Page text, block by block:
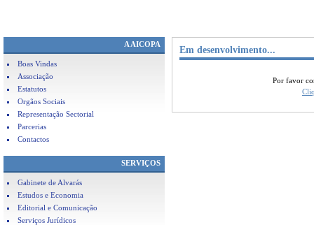
A AICOPA
Boas Vindas
Associação
Estatutos
Orgãos Sociais
Representação Sectorial
Parcerias
Contactos
SERVIÇOS
Gabinete de Alvarás
Estudos e Economia
Editorial e Comunicação
Serviços Jurídicos
Em desenvolvimento...
Por favor